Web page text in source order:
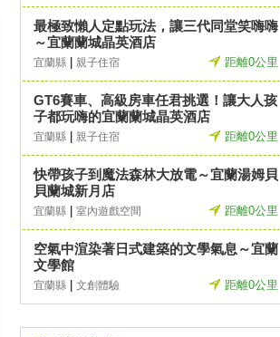
最極致懶人定點玩法，讓三代同堂笑嗨嗨
～宜蘭蘭城晶英酒店
宜蘭縣 親子住宿 距離0公里
GT6賽車、高級房車任君挑選！讓大人孩
子都玩嗨的宜蘭蘭城晶英酒店
宜蘭縣 親子住宿 距離0公里
快帶孩子到魔法森林大放電～宜蘭湯姆貝
貝蘭城新月店
宜蘭縣 室內遊戲空間 距離0公里
空氣中渲染著日式建築的文學氣息～宜蘭
文學館
宜蘭縣 文創體驗 距離0公里